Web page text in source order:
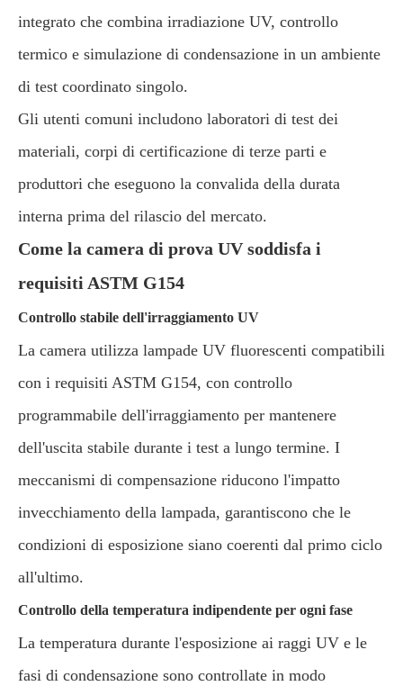
integrato che combina irradiazione UV, controllo
termico e simulazione di condensazione in un ambiente
di test coordinato singolo.
Gli utenti comuni includono laboratori di test dei
materiali, corpi di certificazione di terze parti e
produttori che eseguono la convalida della durata
interna prima del rilascio del mercato.
Come la camera di prova UV soddisfa i
requisiti ASTM G154
Controllo stabile dell'irraggiamento UV
La camera utilizza lampade UV fluorescenti compatibili
con i requisiti ASTM G154, con controllo
programmabile dell'irraggiamento per mantenere
dell'uscita stabile durante i test a lungo termine. I
meccanismi di compensazione riducono l'impatto
invecchiamento della lampada, garantiscono che le
condizioni di esposizione siano coerenti dal primo ciclo
all'ultimo.
Controllo della temperatura indipendente per ogni fase
La temperatura durante l'esposizione ai raggi UV e le
fasi di condensazione sono controllate in modo